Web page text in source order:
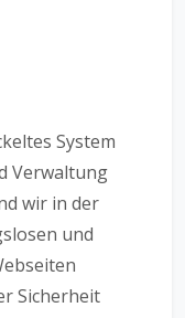
System
Verwaltung
wir in der
und
Sicherheit